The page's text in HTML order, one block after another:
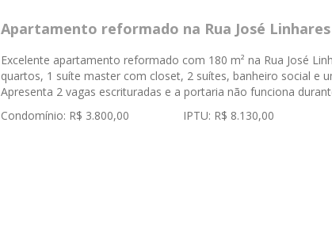
Apartamento reformado na Rua José Linhares
Excelente apartamento reformado com 180 m² na Rua José
quartos, 1 suíte master com closet, 2 suítes, banheiro social e
Apresenta 2 vagas escrituradas e a portaria não funciona
Condomínio: R$ 3.800,00 IPTU: R$ 8.130,00